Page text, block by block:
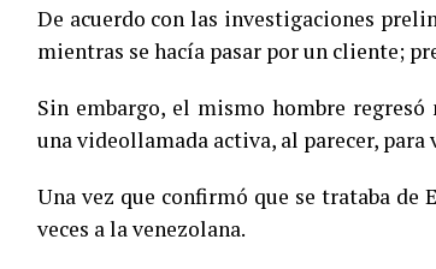
De acuerdo con las investigaciones
mientras se hacía pasar por un cliente;
Sin embargo, el mismo hombre
una videollamada activa, al parecer,
Una vez que confirmó que se trataba de
veces a la venezolana.